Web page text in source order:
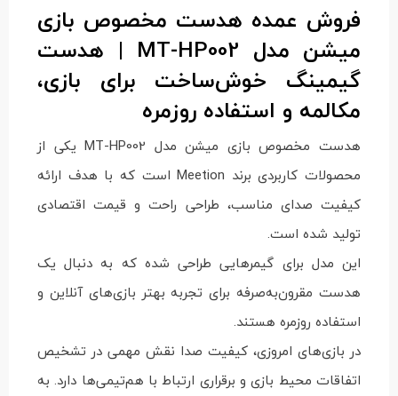
فروش عمده هدست مخصوص بازی
میشن مدل MT-HP002 | هدست
گیمینگ خوش‌ساخت برای بازی،
مکالمه و استفاده روزمره
هدست مخصوص بازی میشن مدل MT-HP002 یکی از
محصولات کاربردی برند Meetion است که با هدف ارائه
کیفیت صدای مناسب، طراحی راحت و قیمت اقتصادی
تولید شده است.
این مدل برای گیمرهایی طراحی شده که به دنبال یک
هدست مقرون‌به‌صرفه برای تجربه بهتر بازی‌های آنلاین و
استفاده روزمره هستند.
در بازی‌های امروزی، کیفیت صدا نقش مهمی در تشخیص
اتفاقات محیط بازی و برقراری ارتباط با هم‌تیمی‌ها دارد. به